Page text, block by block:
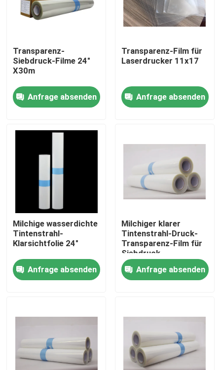
Fabrik Tour
Qualitätskontrolle
Kontakt
Nachrichten
Tintenstrahl X Ray Film
Transparenz-
Siebdruck-Filme 24"
X30m
Anfrage absenden
Transparenz-Film für
Laserdrucker 11x17
Anfrage absenden
Milchige wasserdichte
Tintenstrahl-
Klarsichtfolie 24"
Anfrage absenden
Milchiger klarer
Tintenstrahl-Druck-
Transparenz-Film für
Siebdruck
wasserdichte
HAUSTIER Basis
Anfrage absenden